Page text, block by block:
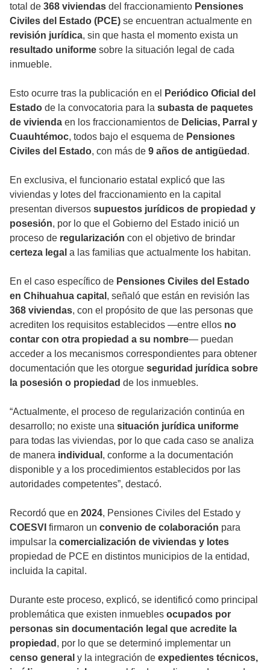
total de 368 viviendas del fraccionamiento Pensiones
Civiles del Estado (PCE) se encuentran actualmente en
revisión jurídica, sin que hasta el momento exista un
resultado uniforme sobre la situación legal de cada
inmueble.
Esto ocurre tras la publicación en el
Periódico Oficial del
Estado de la convocatoria para la subasta de paquetes
de vivienda en los fraccionamientos de Delicias, Parral y
Cuauhtémoc, todos bajo el esquema de Pensiones
Civiles del Estado, con más de 9 años de antigüedad .
En exclusiva, el funcionario estatal explicó que las
viviendas y lotes del fraccionamiento en la capital
presentan diversos supuestos jurídicos de propiedad y
posesión, por lo que el Gobierno del Estado inició un
proceso de regularización con el objetivo de brindar
certeza legal a las familias que actualmente los habitan.
En el caso específico de Pensiones Civiles del Estado
en Chihuahua capital , señaló que están en revisión las
368 viviendas, con el propósito de que las personas que
acrediten los requisitos establecidos —entre ellos no
contar con otra propiedad a su nombre— puedan
acceder a los mecanismos correspondientes para obtener
documentación que les otorgue seguridad jurídica sobre
la posesión o propiedad de los inmuebles.
“Actualmente, el proceso de regularización continúa en
desarrollo; no existe una situación jurídica uniforme
para todas las viviendas, por lo que cada caso se analiza
de manera individual , conforme a la documentación
disponible y a los procedimientos establecidos por las
autoridades competentes”, destacó.
Recordó que en 2024, Pensiones Civiles del Estado y
COESVI firmaron un convenio de colaboración para
impulsar la comercialización de viviendas y lotes
propiedad de PCE en distintos municipios de la entidad,
incluida la capital.
Durante este proceso, explicó, se identificó como principal
problemática que existen inmuebles ocupados por
personas sin documentación legal que acredite la
propiedad , por lo que se determinó implementar un
censo general y la integración de expedientes técnicos,